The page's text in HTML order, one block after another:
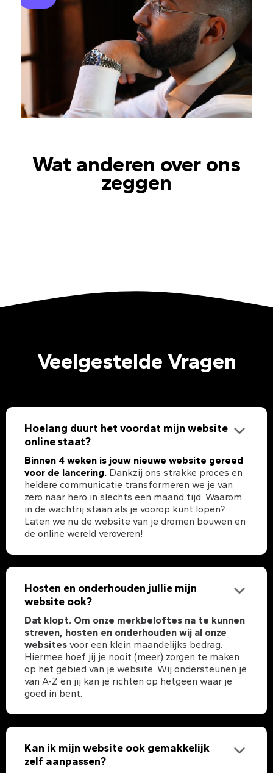
Wat anderen over ons
zeggen
Veelgestelde Vragen
Hoelang duurt het voordat mijn website
online staat?
Binnen 4 weken is jouw nieuwe website gereed
voor de lancering. Dankzij ons strakke proces en
heldere communicatie transformeren we je van
zero naar hero in slechts een maand tijd. Waarom
in de wachtrij staan als je voorop kunt lopen?
Laten we nu de website van je dromen bouwen en
de online wereld veroveren!
Hosten en onderhouden jullie mijn
website ook?
Dat klopt. Om onze merkbeloftes na te kunnen
streven, hosten en onderhouden wij al onze
websites voor een klein maandelijks bedrag.
Hiermee hoef jij je nooit (meer) zorgen te maken
op het gebied van je website. Wij ondersteunen je
van A-Z en jij kan je richten op hetgeen waar je
goed in bent.
Kan ik mijn website ook gemakkelijk
zelf aanpassen?